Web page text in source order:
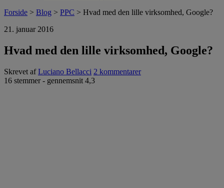
Forside > Blog > PPC > Hvad med den lille virksomhed, Google?
21. januar 2016
Hvad med den lille virksomhed, Google?
Skrevet afLuciano Bellacci 2 kommentarer
16 stemmer - gennemsnit 4,3